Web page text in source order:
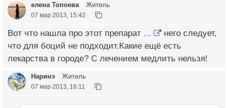
елена Топоева Житель
07 мар 2013, 15:42
Вот что нашла про этот препарат ...
него следует,
что для боций не подходит.Какие ещё есть
лекарства в городе? С лечением медлить нельзя!
Наринэ Житель
07 мар 2013, 16:11